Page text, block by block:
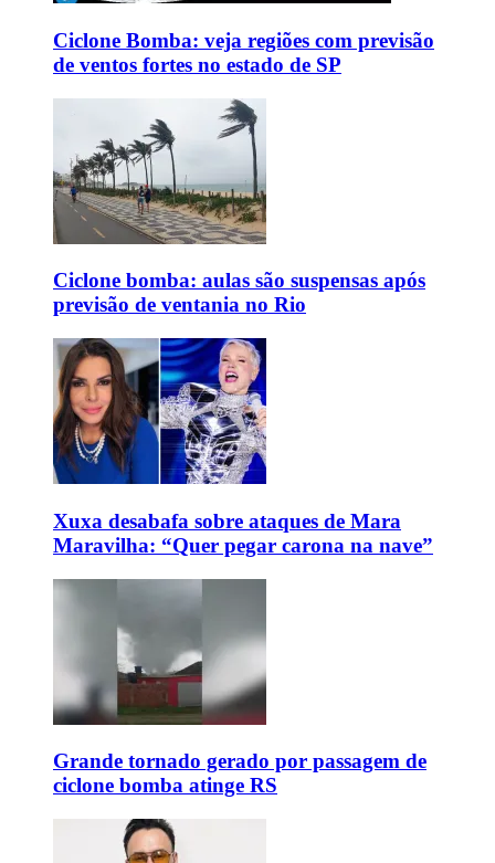
Ciclone Bomba: veja regiões com previsão
de ventos fortes no estado de SP
Ciclone bomba: aulas são suspensas após
previsão de ventania no Rio
Xuxa desabafa sobre ataques de Mara
Maravilha: “Quer pegar carona na nave”
Grande tornado gerado por passagem de
ciclone bomba atinge RS